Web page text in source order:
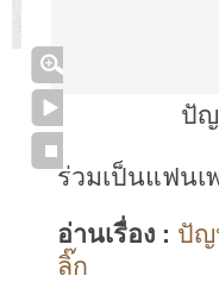
ปัญ
ร่วมเป็นแฟนเ
อ่านเรื่อง : ปัญ
ลิ๊ก